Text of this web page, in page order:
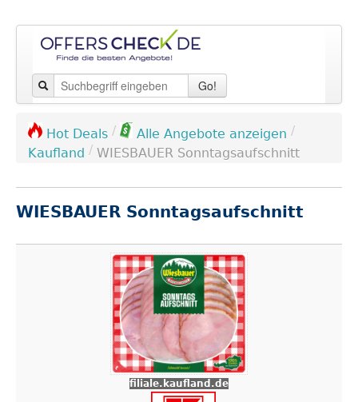
Go!
Hot Deals / Alle Angebote anzeigen /
Kaufland / WIESBAUER Sonntagsaufschnitt
WIESBAUER Sonntagsaufschnitt
filiale.kaufland.de